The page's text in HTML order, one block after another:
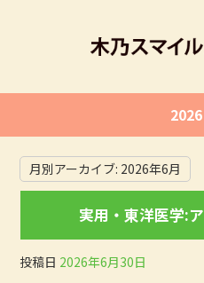
月別アーカイブ: 2026年6月
実用・東洋医学:
投稿日 2026年6月30日